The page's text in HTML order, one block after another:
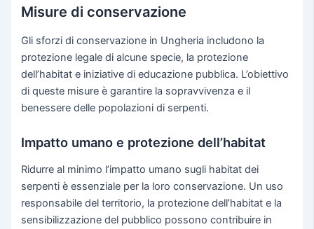
Misure di conservazione
Gli sforzi di conservazione in Ungheria includono la
protezione legale di alcune specie, la protezione
dell’habitat e iniziative di educazione pubblica. L’obiettivo
di queste misure è garantire la sopravvivenza e il
benessere delle popolazioni di serpenti.
Impatto umano e protezione dell’habitat
Ridurre al minimo l’impatto umano sugli habitat dei
serpenti è essenziale per la loro conservazione. Un uso
responsabile del territorio, la protezione dell’habitat e la
sensibilizzazione del pubblico possono contribuire in